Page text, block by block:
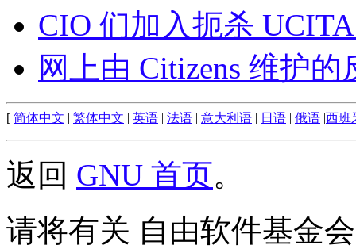
CIO 们加入扼杀
网上由 Citizens 维护
[ 简体中文 | 繁体中文 | 英语 | 法语 | 意大利语 | 日语 | 俄语 |西班
返回 GNU 首页。
请将有关 自由软件基金